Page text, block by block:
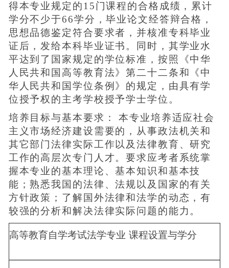
得本专业规定的15门课程的合格成绩，累计
学分不少于66学分，毕业论文经答辩合格，
思想品德鉴定符合要求者，并核准专科毕业
证后，发给本科毕业证书。同时，其学业水
平达到了国家规定的学位标准，按照《中华
人民共和国高等教育法》第二十二条和《中
华人民共和国学位条例》的规定，由具有学
位授予权的主考学校授予学士学位。
培养目标与基本要求： 本专业培养适应社会
主义市场经济建设需要的，从事政法机关和
其它部门法律实际工作以及法律教育、研究
工作的高层次专门人才。要求应考者系统掌
握本专业的基本理论、基本知识和基本技
能；熟悉我国的法律、法规以及国家的有关
方针政策；了解国外法律和法学的动态，有
较强的分析和解决法律实际问题的能力。
高等教育自学考试法学专业 课程设置与学分